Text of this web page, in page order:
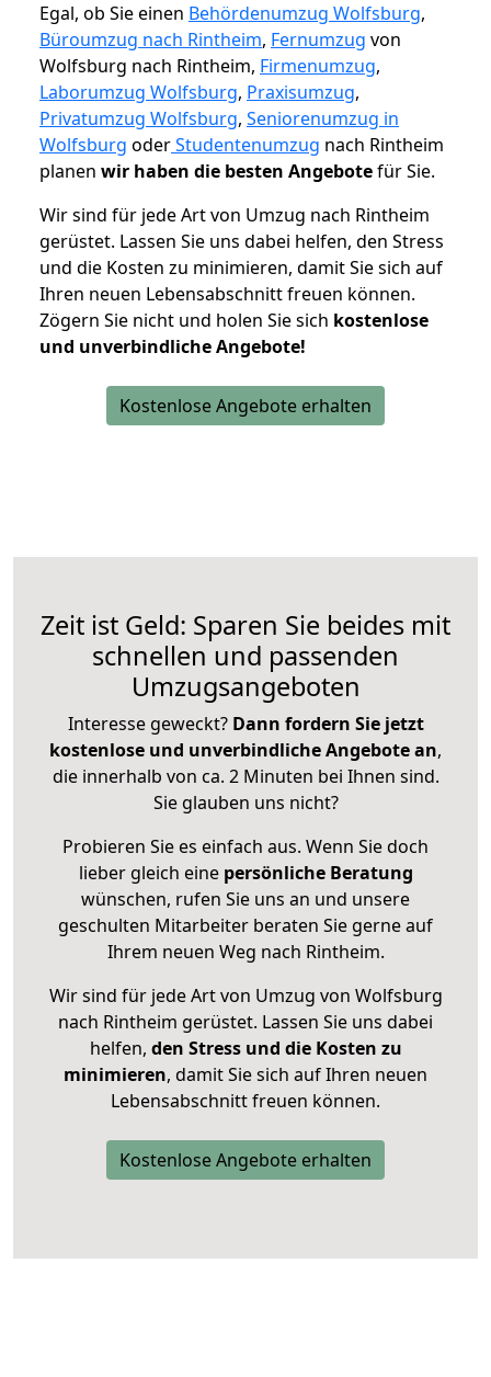
Egal, ob Sie einen Behördenumzug Wolfsburg,
Büroumzug nach Rintheim, Fernumzug von
Wolfsburg nach Rintheim, Firmenumzug,
Laborumzug Wolfsburg, Praxisumzug,
Privatumzug Wolfsburg, Seniorenumzug in
Wolfsburg oderStudentenumzug nach Rintheim
planen wir haben die besten Angebotefür Sie.
Wir sind für jede Art von Umzug nach Rintheim
gerüstet. Lassen Sie uns dabei helfen, den Stress
und die Kosten zu minimieren, damit Sie sich auf
Ihren neuen Lebensabschnitt freuen können.
Zögern Sie nicht und holen Sie sich kostenlose
und unverbindliche Angebote!
Kostenlose Angebote erhalten
Zeit ist Geld: Sparen Sie beides mit
schnellen und passenden
Umzugsangeboten
Interesse geweckt? Dann fordern Sie jetzt
kostenlose und unverbindliche Angebote an,
die innerhalb von ca. 2 Minuten bei Ihnen sind.
Sie glauben uns nicht?
Probieren Sie es einfach aus. Wenn Sie doch
lieber gleich eine persönliche Beratung
wünschen, rufen Sie uns an und unsere
geschulten Mitarbeiter beraten Sie gerne auf
Ihrem neuen Weg nach Rintheim.
Wir sind für jede Art von Umzug von Wolfsburg
nach Rintheim gerüstet. Lassen Sie uns dabei
helfen, den Stress und die Kosten zu
minimieren, damit Sie sich auf Ihren neuen
Lebensabschnitt freuen können.
Kostenlose Angebote erhalten